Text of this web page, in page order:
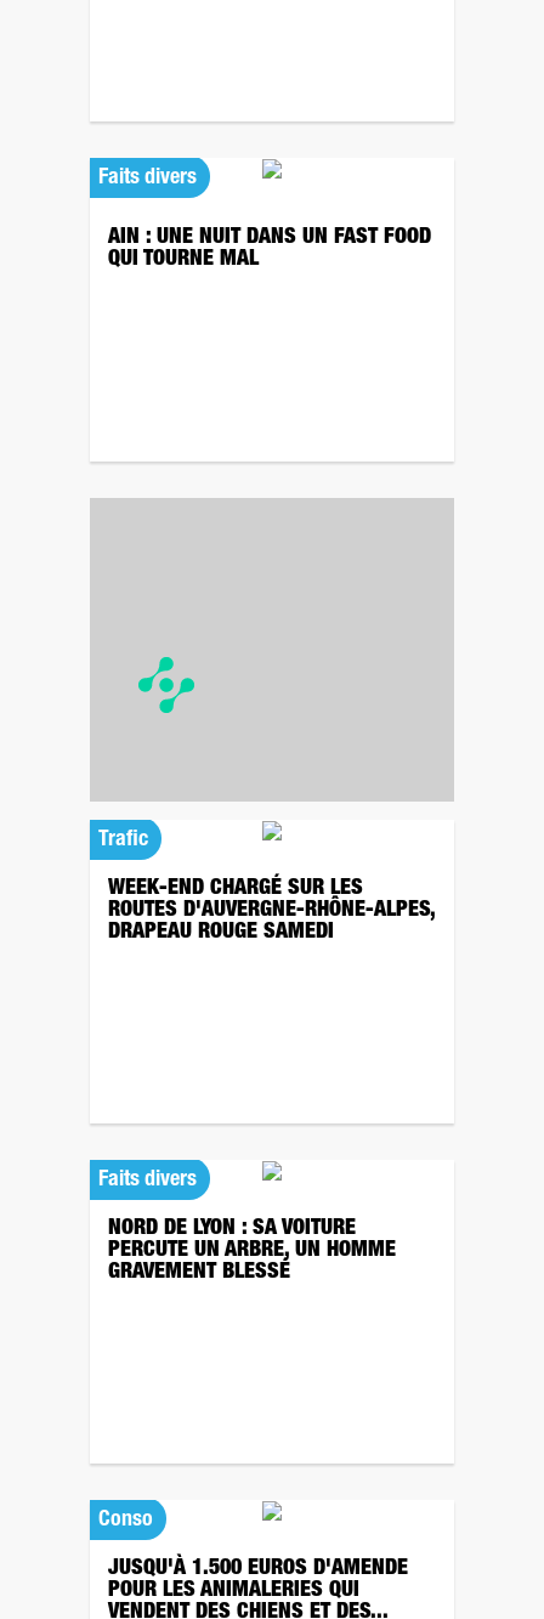
Faits divers
AIN : UNE NUIT DANS UN FAST FOOD
QUI TOURNE MAL
Trafic
WEEK-END CHARGÉ SUR LES
ROUTES D'AUVERGNE-RHÔNE-ALPES,
DRAPEAU ROUGE SAMEDI
Faits divers
NORD DE LYON : SA VOITURE
PERCUTE UN ARBRE, UN HOMME
GRAVEMENT BLESSÉ
Conso
JUSQU'À 1.500 EUROS D'AMENDE
POUR LES ANIMALERIES QUI
VENDENT DES CHIENS ET DES...